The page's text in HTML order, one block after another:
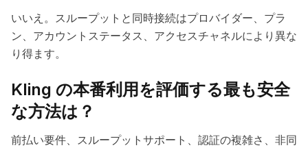
いいえ。スループットと同時接続はプロバイダー、プラ
ン、アカウントステータス、アクセスチャネルにより異な
り得ます。
Kling の本番利用を評価する最も安全
な方法は？
前払い要件、スループットサポート、認証の複雑さ、非同